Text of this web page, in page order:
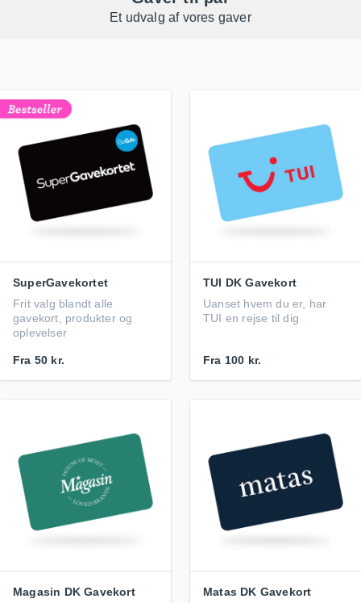
Et udvalg af vores gaver
SuperGavekortet
Frit valg blandt alle
gavekort, produkter og
oplevelser
Fra 50 kr.
TUI DK Gavekort
Uanset hvem du er, har
TUI en rejse til dig
Fra 100 kr.
Magasin DK Gavekort
Matas DK Gavekort